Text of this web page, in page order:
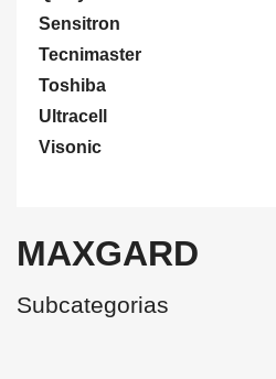
Sensitron
Tecnimaster
Toshiba
Ultracell
Visonic
MAXGARD
Subcategorias